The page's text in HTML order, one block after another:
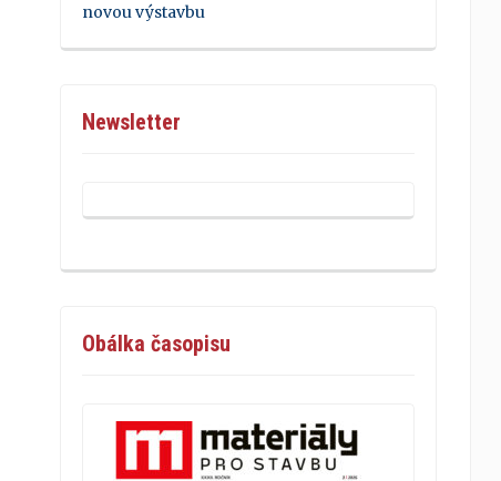
novou výstavbu
Newsletter
Obálka časopisu